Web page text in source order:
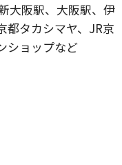
大阪駅、大阪駅、伊
都タカシマヤ、JR京
ショップなど